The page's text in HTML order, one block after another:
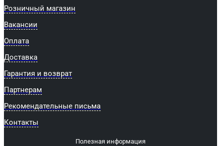
Розничный магазин
Вакансии
Оплата
Доставка
Гарантия и возврат
Партнерам
Рекомендательные письма
Контакты
Полезная информация